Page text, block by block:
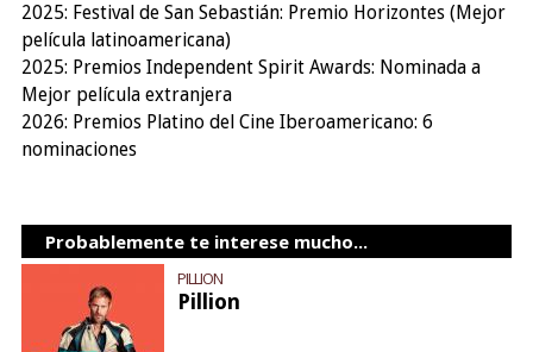
2025: Festival de San Sebastián: Premio Horizontes (Mejor
película latinoamericana)
2025: Premios Independent Spirit Awards: Nominada a
Mejor película extranjera
2026: Premios Platino del Cine Iberoamericano: 6
nominaciones
Probablemente te interese mucho...
PILLION
Pillion